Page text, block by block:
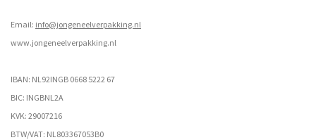
Email: info@jongeneelverpakking.nl
www.jongeneelverpakking.nl
IBAN: NL92INGB 0668 5222 67
BIC: INGBNL2A
KVK: 29007216
BTW/VAT: NL803367053B0